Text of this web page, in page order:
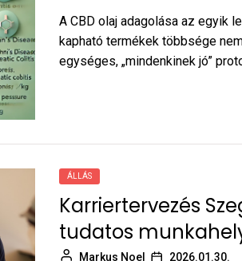
A CBD olaj adagolása az egyik
kapható termékek többsége
egységes, „mindenkinek jó”
ÁLLÁS
Karriertervezés
tudatos
Markus Noel 2026.01.30.